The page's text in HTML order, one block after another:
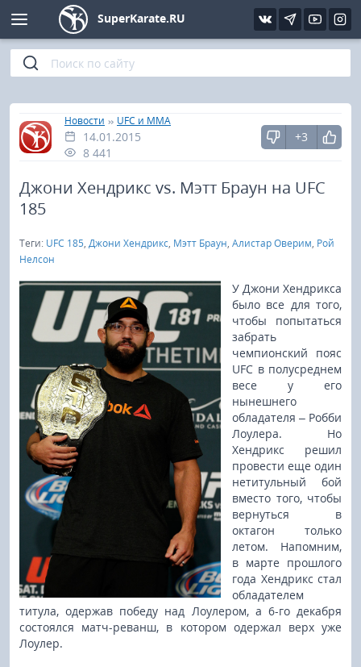
SuperKarate.RU
Главная
»
Новости » UFC и MMA
14.01.2015
8 441
+3
Джони Хендрикс vs. Мэтт Браун на UFC
185
Теги: UFC 185, Джони Хендрикс, Мэтт Браун, Алистар Оверим, Рой
Нелсон
У Джони Хендрикса
было все для того,
чтобы попытаться
забрать
чемпионский пояс
UFC в полусреднем
весе у его
нынешнего
обладателя – Робби
Лоулера. Но
Хендрикс решил
провести еще один
нетитульный бой
вместо того, чтобы
вернуться в
октагон только
летом. Напомним,
в марте прошлого
года Хендрикс стал
обладателем
титула, одержав победу над Лоулером, а 6-го декабря
состоялся матч-реванш, в котором одержал верх уже
Лоулер.
Киокушинкай
Кёкусин (IFK)
Шинкиокушинкай
Кекусин-кан
Бокс
UFC и MMA
Муай тай
Фото
Видео
Интервью
Статьи
Уроки каратэ
Файлы
Библиотека